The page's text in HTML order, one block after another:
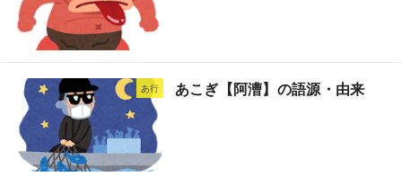
あ行 あこぎ【阿漕】の語源・由来